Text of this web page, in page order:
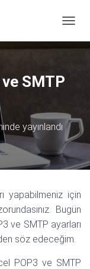
SMTP
yayınlandı
yapabilmeniz için
Bugün
ve SMTP ayarları
söz edeceğim.
POP3 ve SMTP